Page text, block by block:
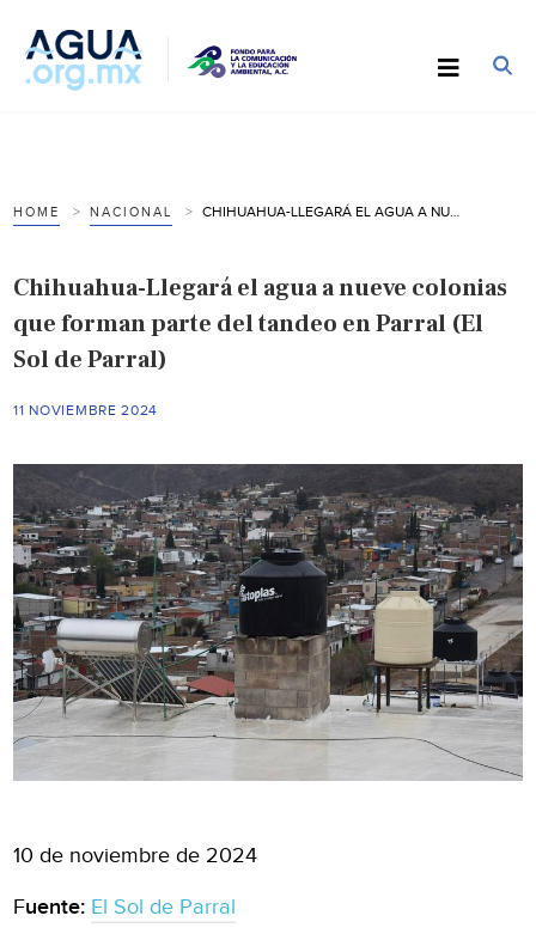
HOME NACIONAL
Chihuahua-Llegará el agua a nueve colonias
que forman parte del tandeo en Parral (El
Sol de Parral)
11 NOVIEMBRE 2024
10 de noviembre de 2024
Fuente: El Sol de Parral